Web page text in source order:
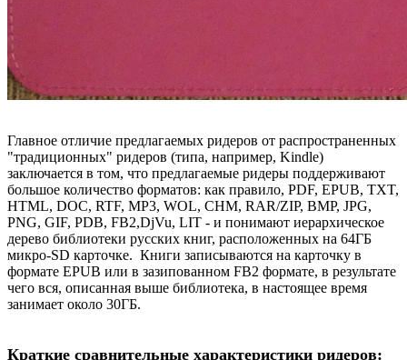
Главное отличие предлагаемых ридеров от распространенных
"традиционных" ридеров (типа, например, Kindle)
заключается в том, что предлагаемые ридеры поддерживают
большое количество форматов: как правило, PDF, EPUB, TXT,
HTML, DOC, RTF, MP3, WOL, CHM, RAR/ZIP, BMP, JPG,
PNG, GIF, PDB, FB2,DjVu, LIT - и понимают иерархическое
дерево библиотеки русских книг, расположенных на 64ГБ
микро-SD карточке. Книги записываются на карточку в
формате EPUB или в зазипованном FB2 формате, в результате
чего вся, описанная выше библиотека, в настоящее время
занимает около 30ГБ.
Краткие сравнительные характеристики ридеров: